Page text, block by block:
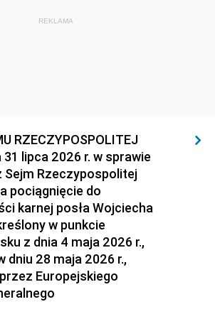
REKLAMA
RZECZYPOSPOLITEJ
31 lipca 2026 r. w sprawie
Sejm Rzeczypospolitej
pociągnięcie do
karnej posła Wojciecha
w punkcie
z dnia 4 maja 2026 r.,
dniu 28 maja 2026 r.,
Europejskiego